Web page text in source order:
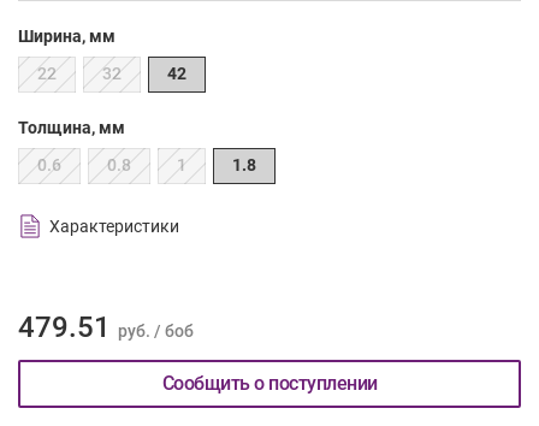
Ширина, мм
22
32 42
Толщина, мм
0.6
0.8 1 1.8
Характеристики
479.51 руб. / боб
Сообщить о поступлении